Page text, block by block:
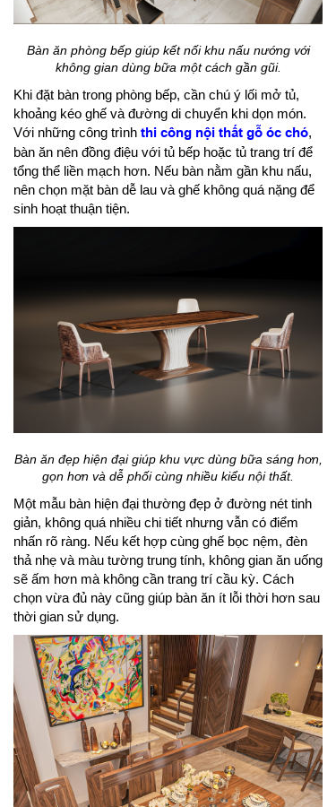
Bàn ăn phòng bếp giúp kết nối khu nấu nướng với
không gian dùng bữa một cách gần gũi.
Khi đặt bàn trong phòng bếp, cần chú ý lối mở tủ,
khoảng kéo ghế và đường di chuyển khi dọn món.
Với những công trình thi công nội thất gỗ óc chó,
bàn ăn nên đồng điệu với tủ bếp hoặc tủ trang trí để
tổng thể liền mạch hơn. Nếu bàn nằm gần khu nấu,
nên chọn mặt bàn dễ lau và ghế không quá nặng để
sinh hoạt thuận tiện.
Bàn ăn đẹp hiện đại giúp khu vực dùng bữa sáng hơn,
gọn hơn và dễ phối cùng nhiều kiểu nội thất.
Một mẫu bàn hiện đại thường đẹp ở đường nét tinh
giản, không quá nhiều chi tiết nhưng vẫn có điểm
nhấn rõ ràng. Nếu kết hợp cùng ghế bọc nệm, đèn
thả nhẹ và màu tường trung tính, không gian ăn uống
sẽ ấm hơn mà không cần trang trí cầu kỳ. Cách
chọn vừa đủ này cũng giúp bàn ăn ít lỗi thời hơn sau
thời gian sử dụng.